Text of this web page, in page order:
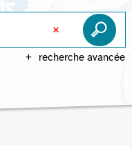
recherche avancée